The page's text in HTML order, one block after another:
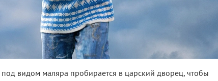
видом маляра пробирается в царский дворец, чтобы